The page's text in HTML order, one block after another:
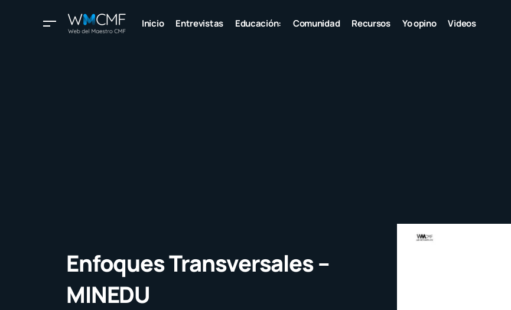
Inicio Entrevistas Educación: Comunidad Recursos Yo opino Videos
Enfoques Transversales –
MINEDU